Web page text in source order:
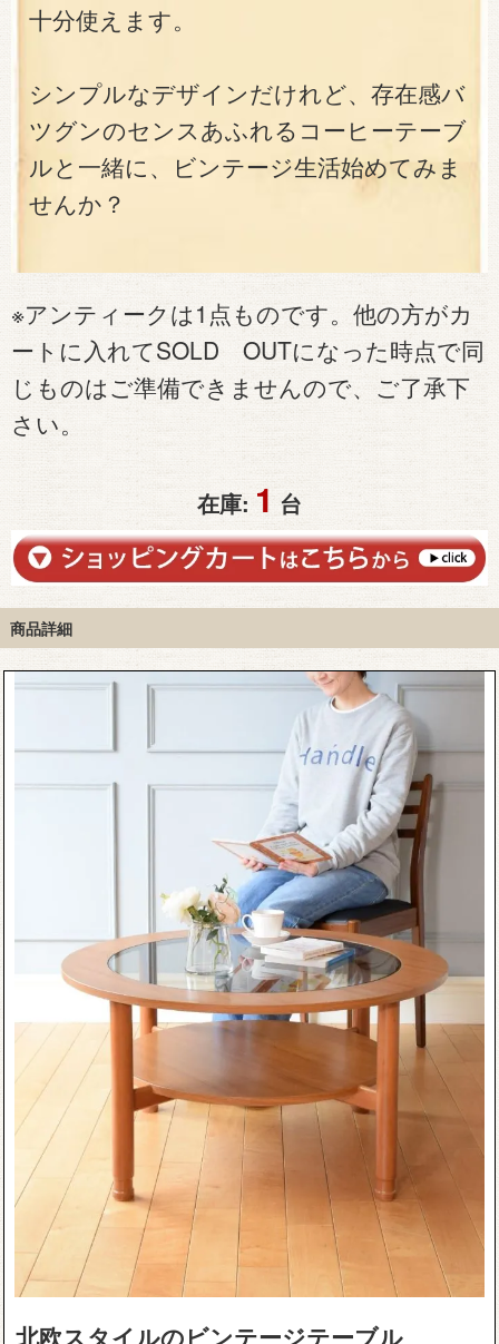
十分使えます。
シンプルなデザインだけれど、存在感バ
ツグンのセンスあふれるコーヒーテーブ
ルと一緒に、ビンテージ生活始めてみま
せんか？
※アンティークは1点ものです。他の方がカ
ートに入れてSOLD OUTになった時点で同
じものはご準備できませんので、ご了承下
さい。
在庫: 1 台
商品詳細
北欧スタイルのビンテージテーブル